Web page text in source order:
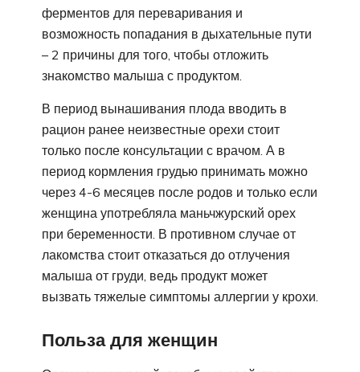
ферментов для переваривания и
возможность попадания в дыхательные пути
– 2 причины для того, чтобы отложить
знакомство малыша с продуктом.
В период вынашивания плода вводить в
рацион ранее неизвестные орехи стоит
только после консультации с врачом. А в
период кормления грудью принимать можно
через 4-6 месяцев после родов и только если
женщина употребляла маньчжурский орех
при беременности. В противном случае от
лакомства стоит отказаться до отлучения
малыша от груди, ведь продукт может
вызвать тяжелые симптомы аллергии у крохи.
Польза для женщин